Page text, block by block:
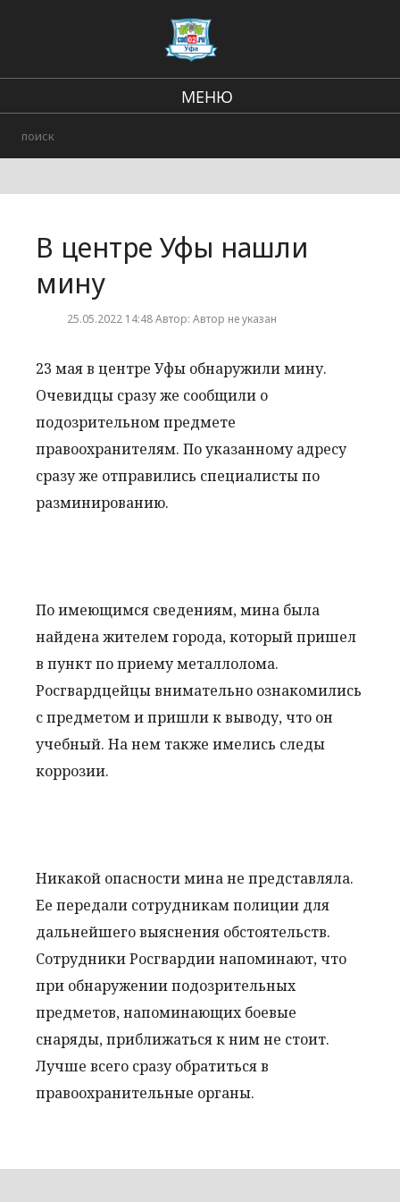
МЕНЮ
Городские события
В центре Уфы нашли
мину
25.05.2022 14:48 Автор: Автор не указан
23 мая в центре Уфы обнаружили мину.
Очевидцы сразу же сообщили о
подозрительном предмете
правоохранителям. По указанному адресу
сразу же отправились специалисты по
разминированию.
По имеющимся сведениям, мина была
найдена жителем города, который пришел
в пункт по приему металлолома.
Росгвардцейцы внимательно ознакомились
с предметом и пришли к выводу, что он
учебный. На нем также имелись следы
коррозии.
Никакой опасности мина не представляла.
Ее передали сотрудникам полиции для
дальнейшего выяснения обстоятельств.
Сотрудники Росгвардии напоминают, что
при обнаружении подозрительных
предметов, напоминающих боевые
снаряды, приближаться к ним не стоит.
Лучше всего сразу обратиться в
правоохранительные органы.